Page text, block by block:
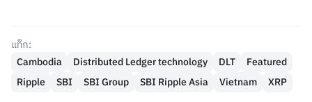
แท็ก:
Cambodia
Distributed Ledger technology DLT
Featured
Ripple
SBI SBI Group SBI Ripple Asia Vietnam XRP